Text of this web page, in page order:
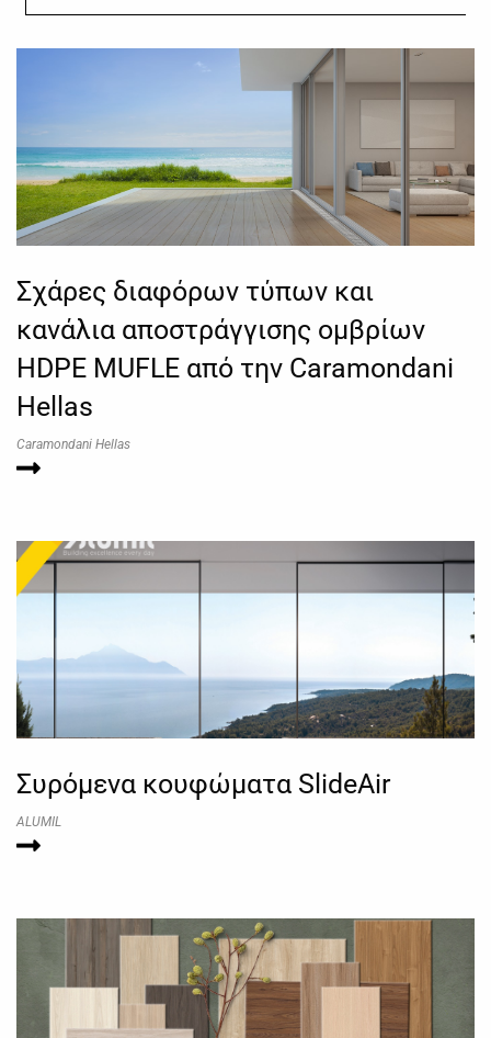
Σχάρες διαφόρων τύπων και
κανάλια αποστράγγισης ομβρίων
HDPE MUFLE από την Caramondani
Hellas
Caramondani Hellas
Συρόμενα κουφώματα SlideAir
ALUMIL